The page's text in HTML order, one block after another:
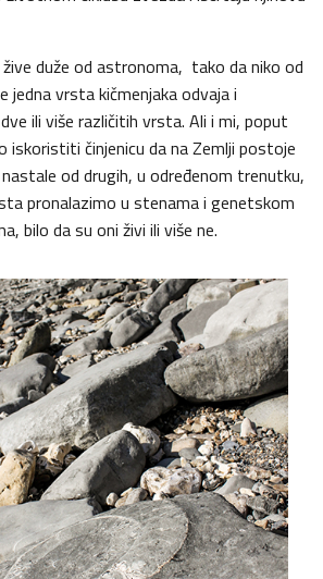
duže od astronoma, tako da niko od
jedna vrsta kičmenjaka odvaja i
ili više različitih vrsta. Ali i mi, poput
iskoristiti činjenicu da na Zemlji postoje
od drugih, u određenom trenutku,
pronalazimo u stenama i genetskom
bilo da su oni živi ili više ne.